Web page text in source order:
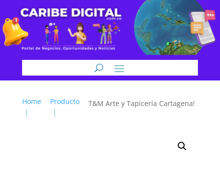
Home Producto T&M Arte y Tapicería Cartagena!